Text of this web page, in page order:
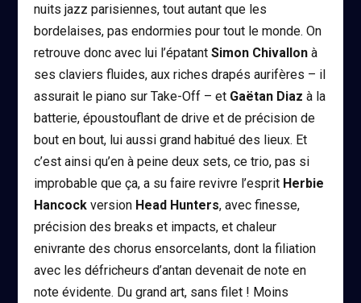
nuits jazz parisiennes, tout autant que les
bordelaises, pas endormies pour tout le monde. On
retrouve donc avec lui l’épatantSimon Chivallon à
ses claviers fluides, aux riches drapés aurifères – il
assurait le piano sur Take-Off – et Gaëtan Diaz à la
batterie, époustouflant de drive et de précision de
bout en bout, lui aussi grand habitué des lieux. Et
c’est ainsi qu’en à peine deux sets, ce trio, pas si
improbable que ça, a su faire revivre l’esprit Herbie
Hancock version Head Hunters, avec finesse,
précision des breaks et impacts, et chaleur
enivrante des chorus ensorcelants, dont la filiation
avec les défricheurs d’antan devenait de note en
note évidente. Du grand art, sans filet ! Moins